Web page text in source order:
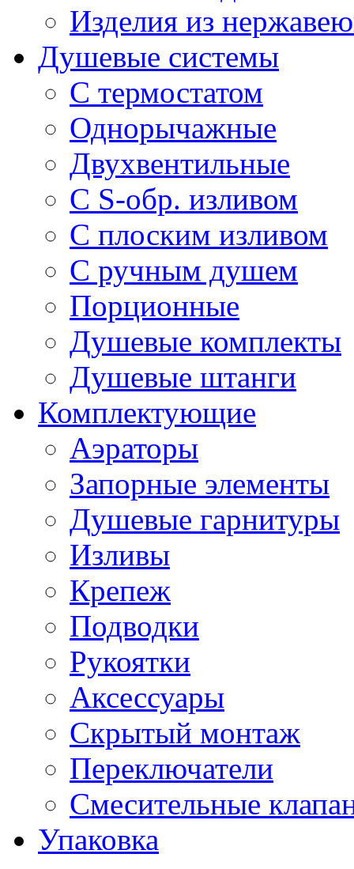
Изделия из
Душевые системы
С термостатом
Однорычажные
Двухвентильные
С S-обр. изливом
С плоским изливом
С ручным душем
Порционные
Душевые комплекты
Душевые штанги
Комплектующие
Аэраторы
Запорные элементы
Душевые гарнитуры
Изливы
Крепеж
Подводки
Рукоятки
Аксессуары
Скрытый монтаж
Переключатели
Смесительные
Упаковка